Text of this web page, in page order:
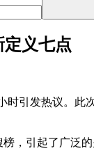
义七点
时引发热议。
，引起了广泛的